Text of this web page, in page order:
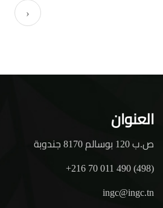
›
العنوان
ص.ب 120 بوسالم 8170 جندوبة
+216 70 011 490 (498)
ingc@ingc.tn